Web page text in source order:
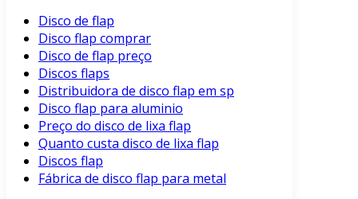
Disco de flap
Disco flap comprar
Disco de flap preço
Discos flaps
Distribuidora de disco flap em sp
Disco flap para aluminio
Preço do disco de lixa flap
Quanto custa disco de lixa flap
Discos flap
Fábrica de disco flap para metal